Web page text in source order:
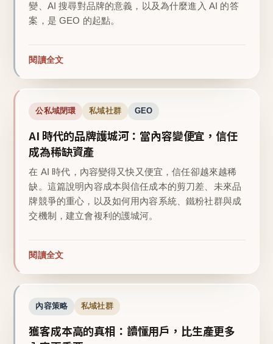
變、AI 搜尋對品牌的意義，以及為什麼進入 AI 的答
案，是 GEO 的起點。
閱讀全文
公私域閉環 私域社群 GEO
AI 時代的品牌護城河：當內容變便宜，信任
成為稀缺資產
在 AI 時代，內容變得又快又便宜，信任卻越來越稀
缺。這篇說明內容成本與信任成本的剪刀差、未來品
牌競爭的重心，以及如何用內容系統、鐵粉社群與成
交機制，建立會複利的護城河。
閱讀全文
內容策略 私域社群
獲客成本高的真相：讀懂用戶，比生產更多